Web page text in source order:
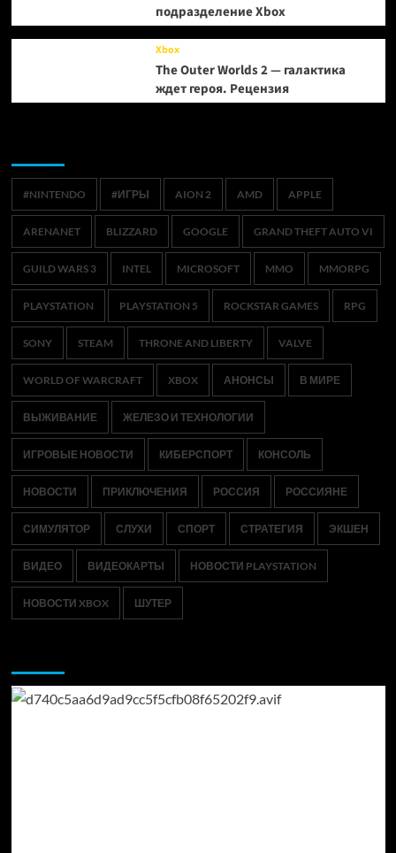
подразделение Xbox
Xbox
The Outer Worlds 2 — галактика
ждет героя. Рецензия
#NINTENDO #ИГРЫ AION 2 AMD APPLE
ARENANET BLIZZARD GOOGLE GRAND THEFT AUTO VI
GUILD WARS 3 INTEL MICROSOFT MMO MMORPG
PLAYSTATION PLAYSTATION 5 ROCKSTAR GAMES RPG
SONY STEAM THRONE AND LIBERTY VALVE
WORLD OF WARCRAFT XBOX АНОНСЫ В МИРЕ
ВЫЖИВАНИЕ ЖЕЛЕЗО И ТЕХНОЛОГИИ
ИГРОВЫЕ НОВОСТИ КИБЕРСПОРТ КОНСОЛЬ
НОВОСТИ ПРИКЛЮЧЕНИЯ РОССИЯ РОССИЯНЕ
СИМУЛЯТОР СЛУХИ СПОРТ СТРАТЕГИЯ ЭКШЕН
ВИДЕО ВИДЕОКАРТЫ НОВОСТИ PLAYSTATION
НОВОСТИ XBOX ШУТЕР